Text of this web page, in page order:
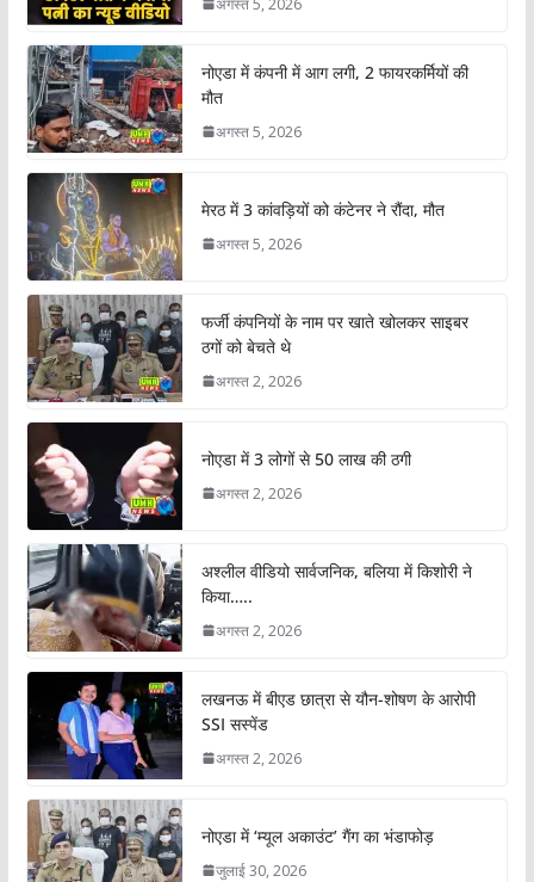
नोएडा में कंपनी में आग लगी, 2 फायरकर्मियों की
मौत
अगस्त 5, 2026
मेरठ में 3 कांवड़ियों को कंटेनर ने रौंदा, मौत
अगस्त 5, 2026
फर्जी कंपनियों के नाम पर खाते खोलकर साइबर
ठगों को बेचते थे
अगस्त 2, 2026
नोएडा में 3 लोगों से 50 लाख की ठगी
अगस्त 2, 2026
अश्लील वीडियो सार्वजनिक, बलिया में किशोरी ने
किया…..
अगस्त 2, 2026
लखनऊ में बीएड छात्रा से यौन-शोषण के आरोपी
SSI सस्पेंड
अगस्त 2, 2026
नोएडा में ‘म्यूल अकाउंट’ गैंग का भंडाफोड़
जुलाई 30, 2026